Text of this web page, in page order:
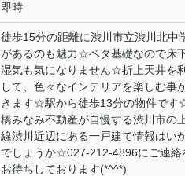
即時
徒歩15分の距離に渋川市立渋川北中
があるのも魅力☆ベタ基礎なので床
湿気も気になりません☆折上天井を
して、色々なインテリアを楽しむ事
きます☆駅から徒歩13分の物件で
橋みなみ不動産が自慢する渋川市の
線渋川近辺にある一戸建て情報はい
でしょうか☆027-212-4896にご連絡
お待ちしております(*^^*)